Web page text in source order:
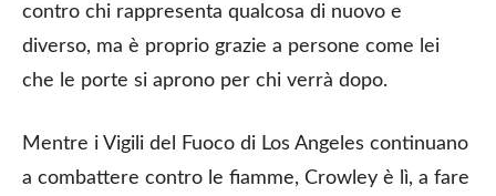
contro chi rappresenta qualcosa di nuovo e
diverso, ma è proprio grazie a persone come lei
che le porte si aprono per chi verrà dopo.
Mentre i Vigili del Fuoco di Los Angeles continuano
a combattere contro le fiamme, Crowley è lì, a fare